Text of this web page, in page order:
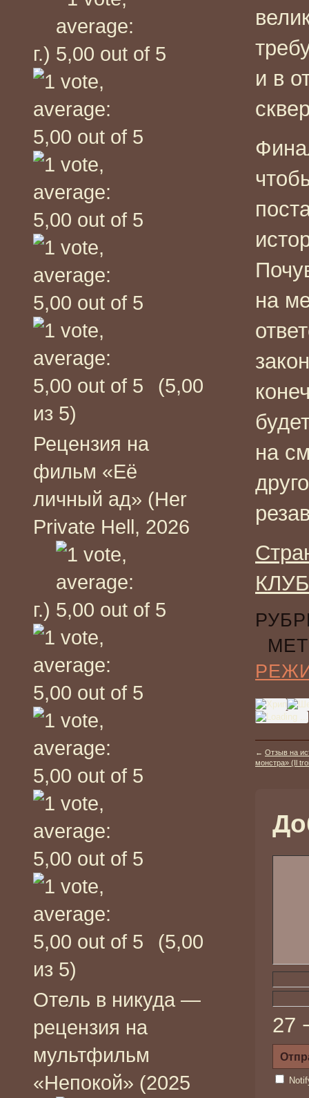
г.)
(5,00
из 5)
Рецензия на
фильм «Её
личный ад» (Her
Private Hell, 2026
г.)
(5,00
из 5)
Отель в никуда —
рецензия на
мультфильм
«Непокой» (2025
и в
на
на
← Отзыв на
монстра» (Il
27